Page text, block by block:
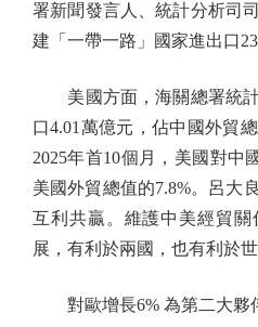
署新聞發言人、統計分析司
建「一帶一路」國家進出口
美國方面，海關總署統計
口4.01萬億元，佔中國外貿
2025年首10個月，美國對中
美國外貿總值的7.8%。呂大
互利共贏。維護中美經貿
展，有利於兩國，也有利於世
對歐增長6% 為第二大夥